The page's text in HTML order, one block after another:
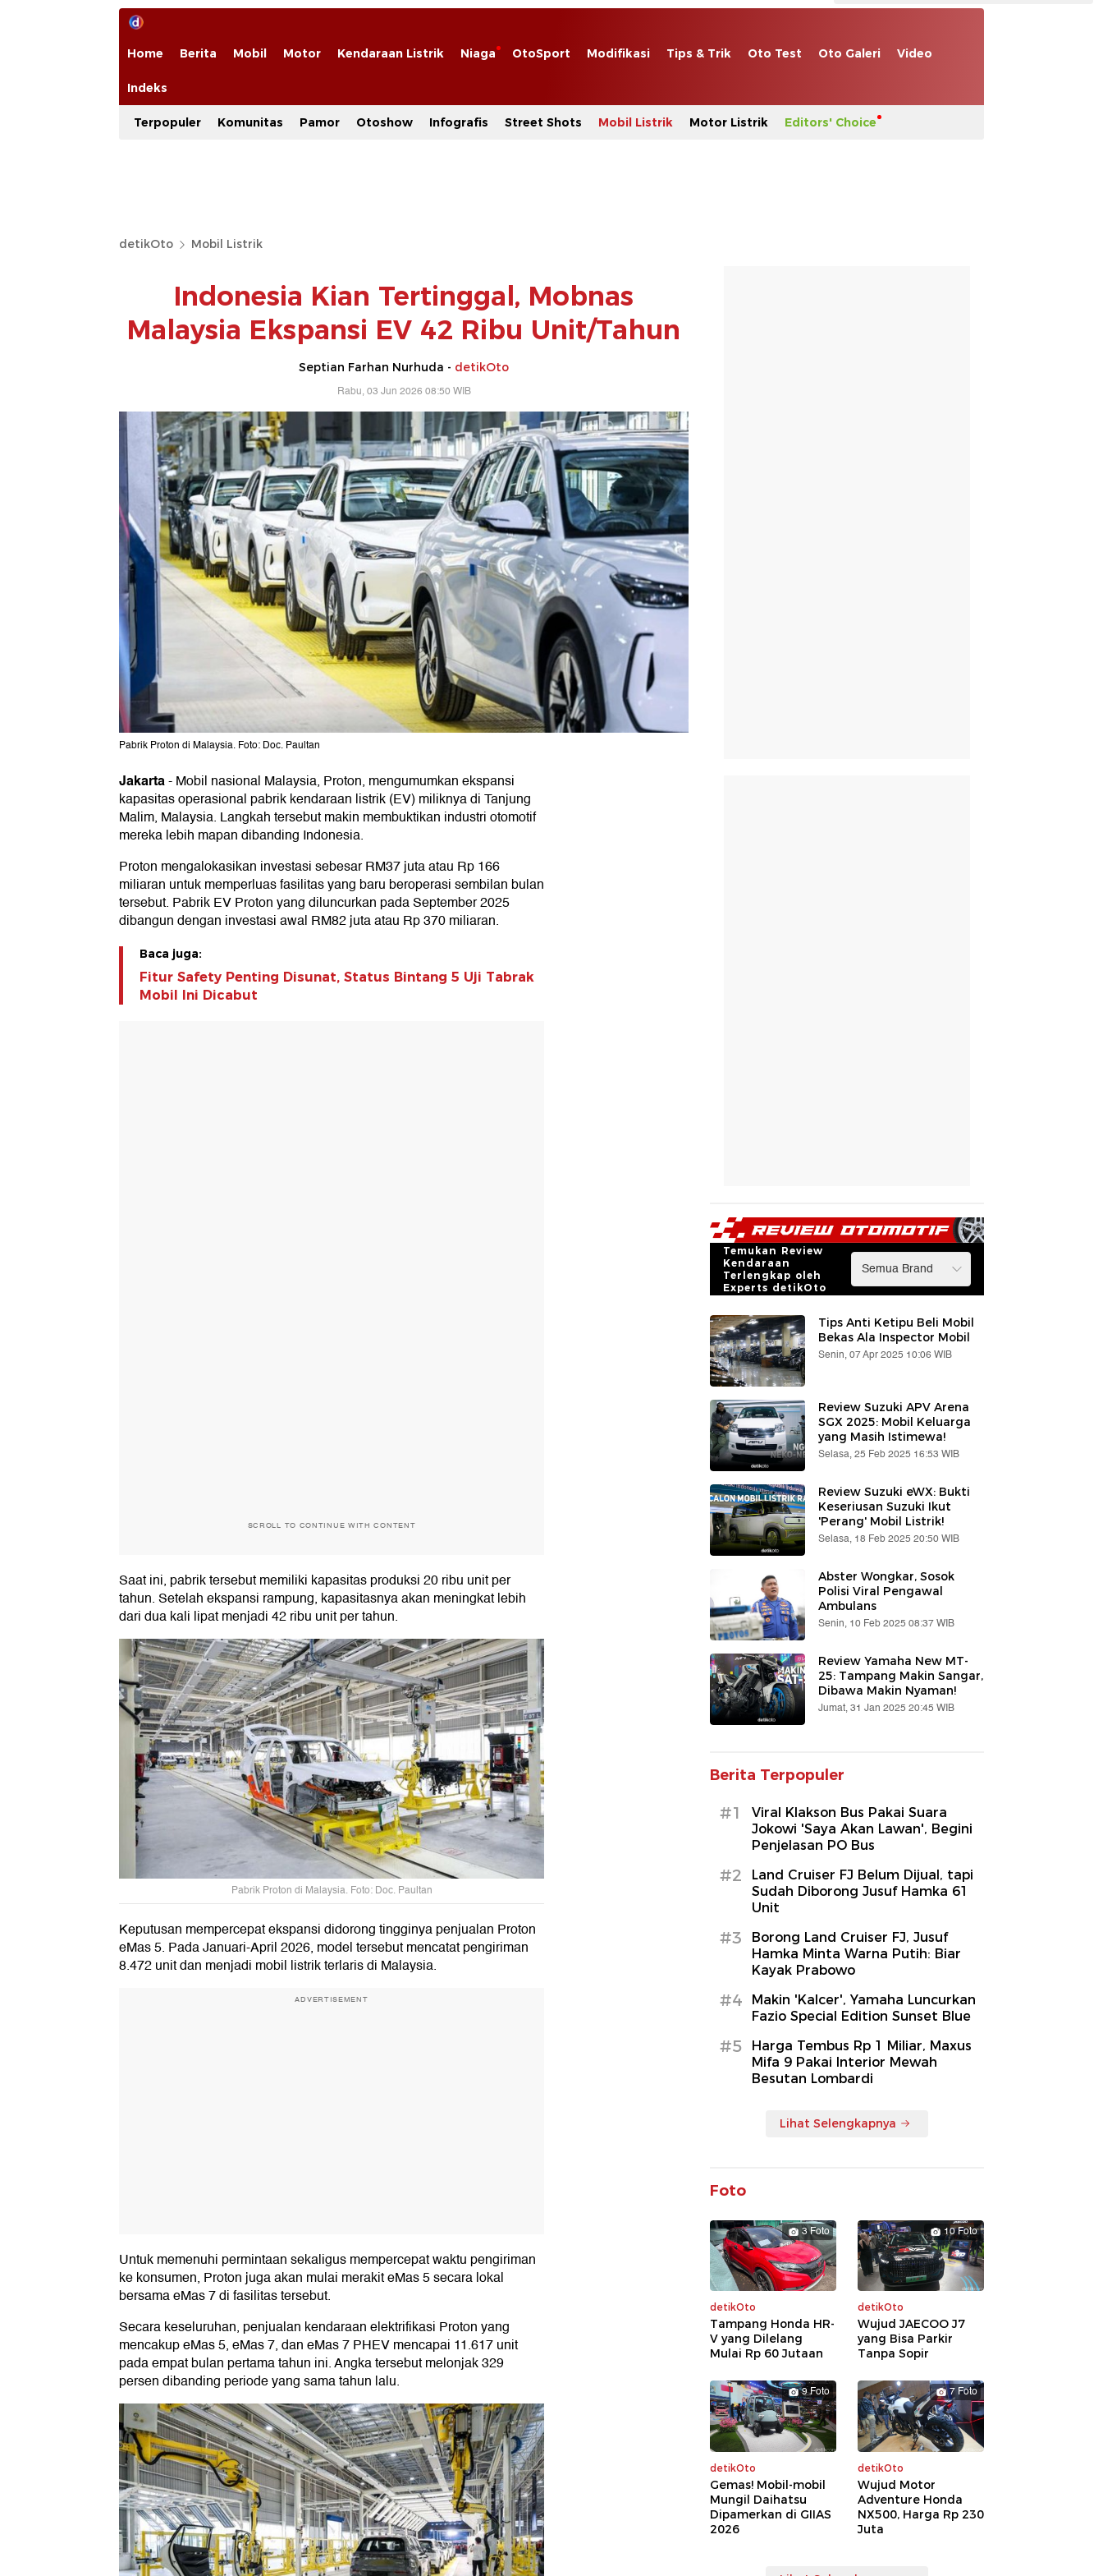
Home Berita Mobil Motor Kendaraan Listrik Niaga OtoSport Modifikasi Tips & Trik Oto Test Oto Galeri Video
Indeks
Terpopuler Komunitas Pamor Otoshow Infografis Street Shots Mobil Listrik Motor Listrik Editors' Choice
detikOto Mobil Listrik
Indonesia Kian Tertinggal, Mobnas
Malaysia Ekspansi EV 42 Ribu Unit/Tahun
Septian Farhan Nurhuda - detikOto
Rabu, 03 Jun 2026 08:50 WIB
Pabrik Proton di Malaysia. Foto: Doc. Paultan
Jakarta-Mobil nasional Malaysia, Proton, mengumumkan ekspansi
kapasitas operasional pabrik kendaraan listrik (EV) miliknya di Tanjung
Malim, Malaysia. Langkah tersebut makin membuktikan industri otomotif
mereka lebih mapan dibanding Indonesia.
Proton mengalokasikan investasi sebesar RM37 juta atau Rp 166
miliaran untuk memperluas fasilitas yang baru beroperasi sembilan bulan
tersebut. Pabrik EV Proton yang diluncurkan pada September 2025
dibangun dengan investasi awal RM82 juta atau Rp 370 miliaran.
Baca juga:
Fitur Safety Penting Disunat, Status Bintang 5 Uji Tabrak
Mobil Ini Dicabut
SCROLL TO CONTINUE WITH CONTENT
Saat ini, pabrik tersebut memiliki kapasitas produksi 20 ribu unit per
tahun. Setelah ekspansi rampung, kapasitasnya akan meningkat lebih
dari dua kali lipat menjadi 42 ribu unit per tahun.
Pabrik Proton di Malaysia. Foto: Doc. Paultan
Keputusan mempercepat ekspansi didorong tingginya penjualan Proton
eMas 5. Pada Januari-April 2026, model tersebut mencatat pengiriman
8.472 unit dan menjadi mobil listrik terlaris di Malaysia.
ADVERTISEMENT
Untuk memenuhi permintaan sekaligus mempercepat waktu pengiriman
ke konsumen, Proton juga akan mulai merakit eMas 5 secara lokal
bersama eMas 7 di fasilitas tersebut.
Secara keseluruhan, penjualan kendaraan elektrifikasi Proton yang
mencakup eMas 5, eMas 7, dan eMas 7 PHEV mencapai 11.617 unit
pada empat bulan pertama tahun ini. Angka tersebut melonjak 329
persen dibanding periode yang sama tahun lalu.
Temukan Review
Kendaraan
Terlengkap oleh
Experts detikOto
Tips Anti Ketipu Beli Mobil
Bekas Ala Inspector Mobil
Senin, 07 Apr 2025 10:06 WIB
Review Suzuki APV Arena
SGX 2025: Mobil Keluarga
yang Masih Istimewa!
Selasa, 25 Feb 2025 16:53 WIB
Review Suzuki eWX: Bukti
Keseriusan Suzuki Ikut
'Perang' Mobil Listrik!
Selasa, 18 Feb 2025 20:50 WIB
Abster Wongkar, Sosok
Polisi Viral Pengawal
Ambulans
Senin, 10 Feb 2025 08:37 WIB
Review Yamaha New MT-
25: Tampang Makin Sangar,
Dibawa Makin Nyaman!
Jumat, 31 Jan 2025 20:45 WIB
Berita Terpopuler
#1
Viral Klakson Bus Pakai Suara
Jokowi 'Saya Akan Lawan', Begini
Penjelasan PO Bus
#2
Land Cruiser FJ Belum Dijual, tapi
Sudah Diborong Jusuf Hamka 61
Unit
#3
Borong Land Cruiser FJ, Jusuf
Hamka Minta Warna Putih: Biar
Kayak Prabowo
#4
Makin 'Kalcer', Yamaha Luncurkan
Fazio Special Edition Sunset Blue
#5
Harga Tembus Rp 1 Miliar, Maxus
Mifa 9 Pakai Interior Mewah
Besutan Lombardi
Lihat Selengkapnya
Foto
3 Foto
detikOto
Tampang Honda HR-
V yang Dilelang
Mulai Rp 60 Jutaan
10 Foto
detikOto
Wujud JAECOO J7
yang Bisa Parkir
Tanpa Sopir
9 Foto
detikOto
Gemas! Mobil-mobil
Mungil Daihatsu
Dipamerkan di GIIAS
2026
7 Foto
detikOto
Wujud Motor
Adventure Honda
NX500, Harga Rp 230
Juta